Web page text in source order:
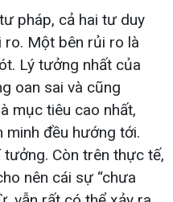
pháp, cả hai tư duy
ro. Một bên rủi ro là
Lý tưởng nhất của
oan sai và cũng
mục tiêu cao nhất,
minh đều hướng tới.
Còn trên thực tế,
nên cái sự “chưa